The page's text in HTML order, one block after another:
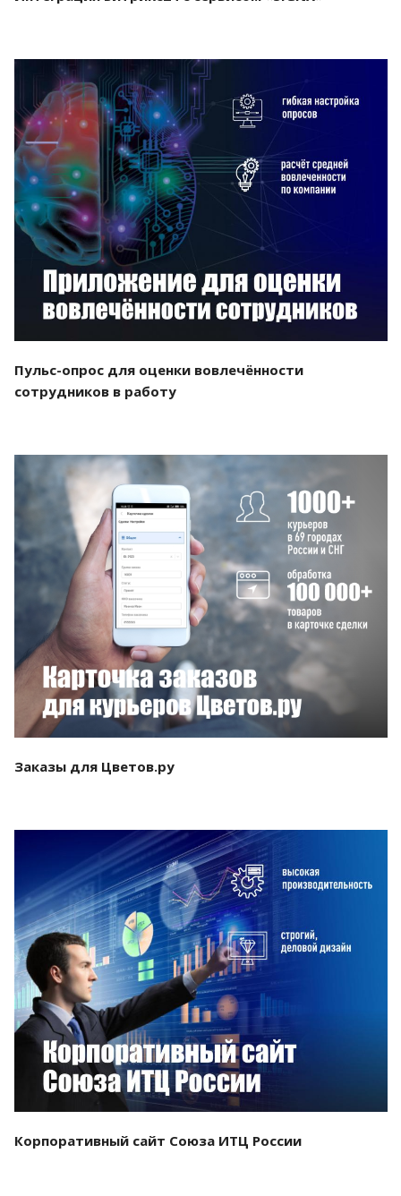
Смотреть проект
Пульс-опрос для оценки вовлечённости
сотрудников в работу
Смотреть проект
Заказы для Цветов.ру
Смотреть проект
Корпоративный сайт Союза ИТЦ России